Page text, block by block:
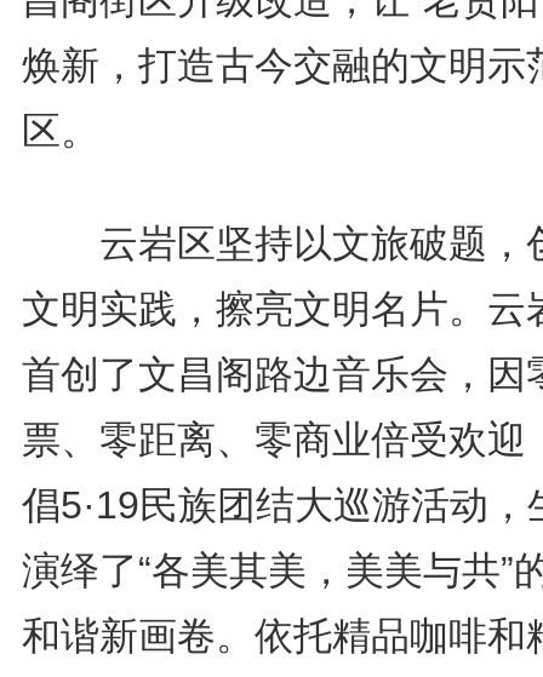
焕新，打造古今交融的文明示
区。
云岩区坚持以文旅破题，
文明实践，擦亮文明名片。云
首创了文昌阁路边音乐会，因
票、零距离、零商业倍受欢迎
倡5·19民族团结大巡游活动，
演绎了“各美其美，美美与共”
和谐新画卷。依托精品咖啡和